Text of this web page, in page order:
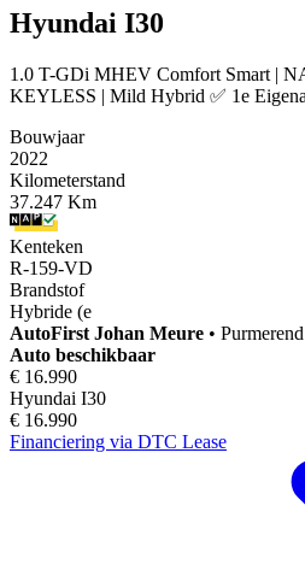
Hyundai I30
1.0 T-GDi MHEV Comfort Smart |
KEYLESS | Mild Hybrid ✅ 1e
Bouwjaar
2022
Kilometerstand
37.247 Km
Kenteken
R-159-VD
Brandstof
Hybride (e
AutoFirst Johan Meure • Purmerend
Auto beschikbaar
€ 16.990
Hyundai I30
€ 16.990
Financiering via DTC Lease